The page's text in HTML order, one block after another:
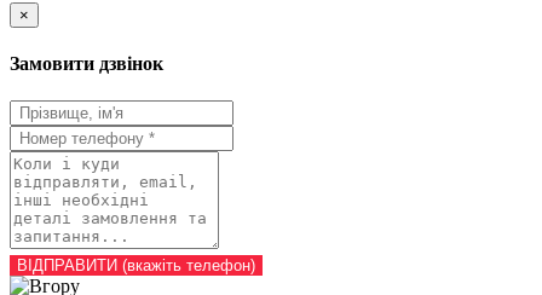
×
Замовити дзвінок